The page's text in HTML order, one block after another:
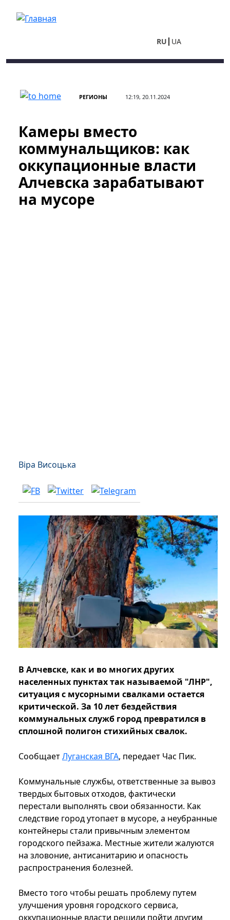
RU UA
РЕГИОНЫ 12:19, 20.11.2024
Камеры вместо
коммунальщиков: как
оккупационные власти
Алчевска зарабатывают
на мусоре
Віра Висоцька
В Алчевске, как и во многих других
населенных пунктах так называемой "ЛНР",
ситуация с мусорными свалками остается
критической. За 10 лет бездействия
коммунальных служб город превратился в
сплошной полигон стихийных свалок.
СообщаетЛуганская ВГА, передает Час Пик.
Коммунальные службы, ответственные за вывоз
твердых бытовых отходов, фактически
перестали выполнять свои обязанности. Как
следствие город утопает в мусоре, а неубранные
контейнеры стали привычным элементом
городского пейзажа. Местные жители жалуются
на зловоние, антисанитарию и опасность
распространения болезней.
Вместо того чтобы решать проблему путем
улучшения уровня городского сервиса,
оккупационные власти решили пойти другим